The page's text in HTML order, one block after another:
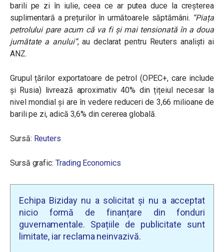
barili pe zi în iulie, ceea ce ar putea duce la creșterea
suplimentară a prețurilor în următoarele săptămâni. “Piața
petrolului pare acum că va fi și mai tensionată în a doua
jumătate a anului”, au declarat pentru Reuters analişti ai
ANZ.
Grupul țărilor exportatoare de petrol (OPEC+, care include
și Rusia) livrează aproximativ 40% din țițeiul necesar la
nivel mondial și are în vedere reduceri de 3,66 milioane de
barili pe zi, adică 3,6% din cererea globală.
Sursă: Reuters
Sursă grafic: Trading Economics
Echipa Biziday nu a solicitat și nu a acceptat
nicio formă de finanțare din fonduri
guvernamentale. Spațiile de publicitate sunt
limitate, iar reclama neinvazivă.